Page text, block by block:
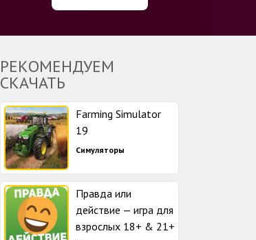
РЕКОМЕНДУЕМ
СКАЧАТЬ
Farming Simulator
19
Симуляторы
Правда или
действие — игра для
взрослых 18+ & 21+